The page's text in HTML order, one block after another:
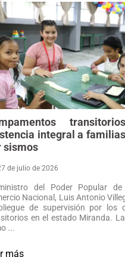
integral a
sismos
de julio de 2026
del Poder Popular
Nacional, Luis Antonio
de supervisión por los
en el estado Miranda.
...
más